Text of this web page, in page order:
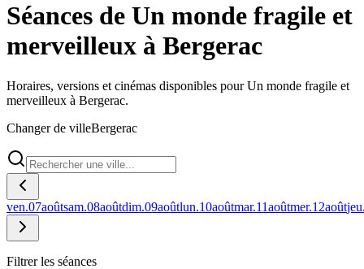
Séances de Un monde fragile et
merveilleux à Bergerac
Horaires, versions et cinémas disponibles pour Un monde fragile et
merveilleux à Bergerac.
Changer de villeBergerac
ven.07aoûtsam.08aoûtdim.09aoûtlun.10aoûtmar.11aoûtmer.12août
Filtrer les séances